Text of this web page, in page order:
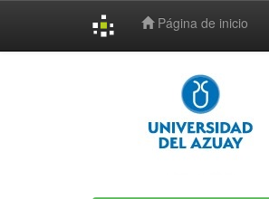
Página de inicio